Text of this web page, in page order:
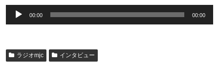
声
レ
00:00 00:00
ラジオmjc インタビュー